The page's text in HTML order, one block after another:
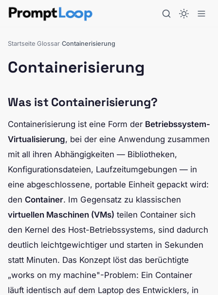
Startseite Glossar Containerisierung
Containerisierung
Was ist Containerisierung?
Containerisierung ist eine Form der Betriebssystem-
Virtualisierung, bei der eine Anwendung zusammen
mit all ihren Abhängigkeiten — Bibliotheken,
Konfigurationsdateien, Laufzeitumgebungen — in
eine abgeschlossene, portable Einheit gepackt wird:
den Container. Im Gegensatz zu klassischen
virtuellen Maschinen (VMs) teilen Container sich
den Kernel des Host-Betriebssystems, sind dadurch
deutlich leichtgewichtiger und starten in Sekunden
statt Minuten. Das Konzept löst das berüchtigte
„works on my machine"-Problem: Ein Container
läuft identisch auf dem Laptop des Entwicklers, in